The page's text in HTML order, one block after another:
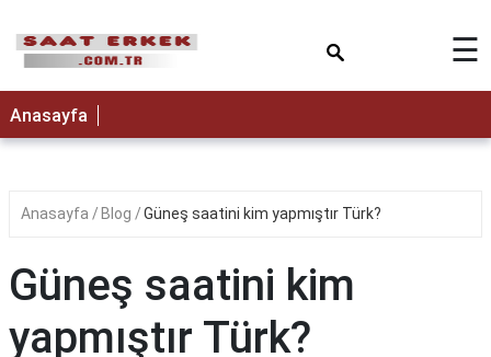
☰
Anasayfa
Anasayfa Blog Güneş saatini kim yapmıştır Türk?
Güneş saatini kim
yapmıştır Türk?